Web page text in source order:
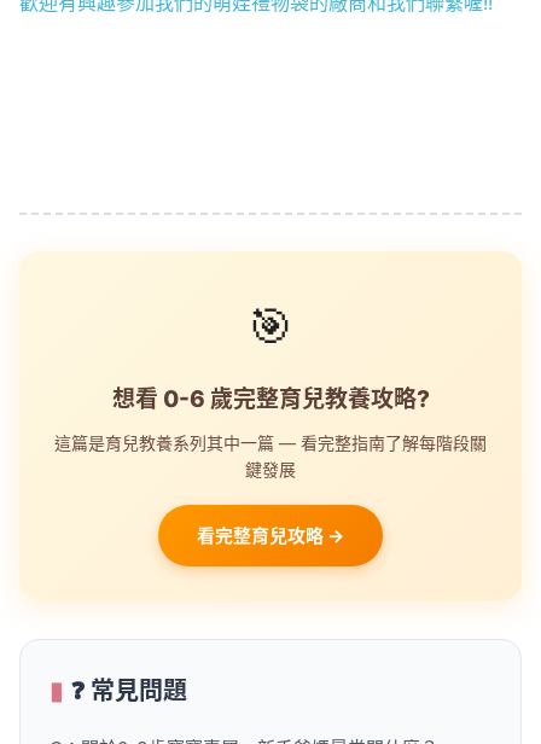
🎯
想看 0-6 歲完整育兒教養攻略?
這篇是育兒教養系列其中一篇 — 看完整指南了解每階段關
鍵發展
看完整育兒攻略 →
❓ 常見問題